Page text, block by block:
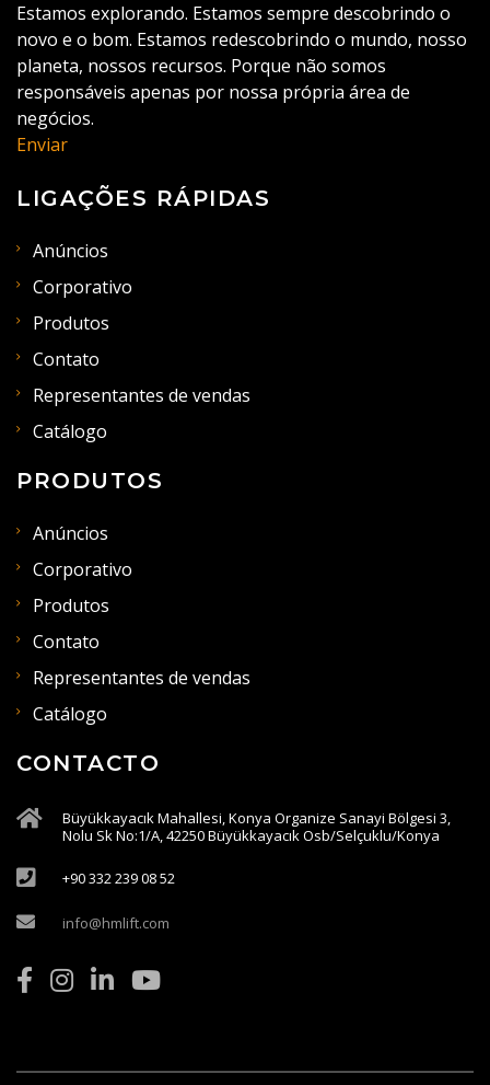
Estamos explorando. Estamos sempre descobrindo o
novo e o bom. Estamos redescobrindo o mundo, nosso
planeta, nossos recursos. Porque não somos
responsáveis apenas por nossa própria área de
negócios.
Enviar
LIGAÇÕES RÁPIDAS
Anúncios
Corporativo
Produtos
Contato
Representantes de vendas
Catálogo
PRODUTOS
Anúncios
Corporativo
Produtos
Contato
Representantes de vendas
Catálogo
CONTACTO
Büyükkayacık Mahallesi, Konya Organize Sanayi Bölgesi 3,
Nolu Sk No:1/A, 42250 Büyükkayacık Osb/Selçuklu/Konya
+90 332 239 08 52
info@hmlift.com